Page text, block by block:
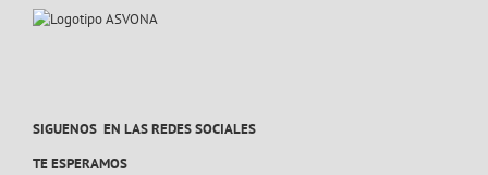
SIGUENOS EN LAS REDES SOCIALES
TE ESPERAMOS